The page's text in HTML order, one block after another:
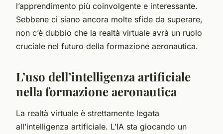
l’apprendimento più coinvolgente e interessante.
Sebbene ci siano ancora molte sfide da superare,
non c’è dubbio che la realtà virtuale avrà un ruolo
cruciale nel futuro della formazione aeronautica.
L’uso dell’intelligenza artificiale
nella formazione aeronautica
La realtà virtuale è strettamente legata
all’intelligenza artificiale. L’IA sta giocando un